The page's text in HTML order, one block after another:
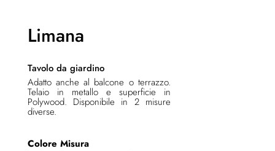
Limana
Tavolo da giardino
Adatto anche al balcone o terrazzo.
Telaio in metallo e superficie in
Polywood. Disponibile in 2 misure
diverse.
Colore Misura